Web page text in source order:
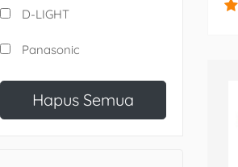
D-LIGHT
Panasonic
Hapus Semua